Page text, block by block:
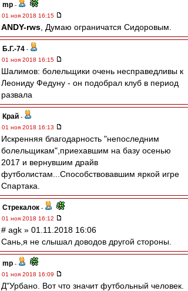
mp -
01 ноя 2018 16:15
ANDY-rws , Думаю ограничатся Сидоровым.
Б.Г.-74 -
01 ноя 2018 16:15
Шалимов: болельщики очень несправедливы к
Леониду Федуну - он подобрал клуб в период
развала
Край -
01 ноя 2018 16:13
Искренняя благодарность "непоследним
болельщикам",приехавшим на базу осенью
2017 и вернувшим драйв
футболистам...Способствовавшим яркой игре
Спартака.
Стрекалок -
01 ноя 2018 16:12
# agk » 01.11.2018 16:06
Сань,я не слышал доводов другой стороны.
mp -
01 ноя 2018 16:09
Д"Урбано. Вот что значит футбольный человек.